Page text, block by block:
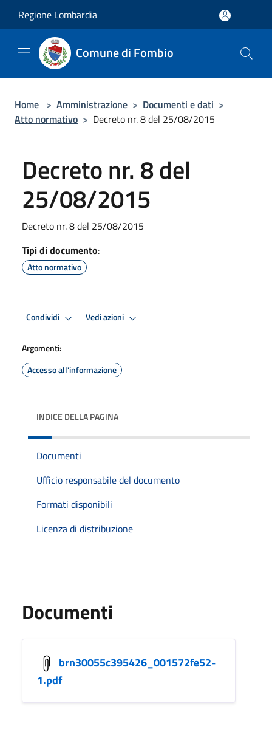
Regione Lombardia
Comune di Fombio
Home > Amministrazione > Documenti e dati >
Atto normativo > Decreto nr. 8 del 25/08/2015
Decreto nr. 8 del
25/08/2015
Decreto nr. 8 del 25/08/2015
Tipi di documento:
Atto normativo
Condividi Vedi azioni
Argomenti:
Accesso all'informazione
INDICE DELLA PAGINA
Documenti
Ufficio responsabile del documento
Formati disponibili
Licenza di distribuzione
Documenti
brn30055c395426_001572fe52-
1.pdf